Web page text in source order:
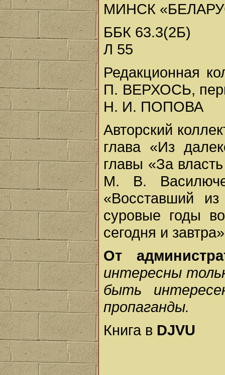
МИНСК
ББК 63.3(2Б)
Л 55
Редакционная
П. ВЕРХОСЬ,
Н. И. ПОПОВА
Авторский
глава «Из
главы «За
М. В.
«Восставший
суровые годы
сегодня и
От
интересны
быть
пропаганды.
Книга в DJVU